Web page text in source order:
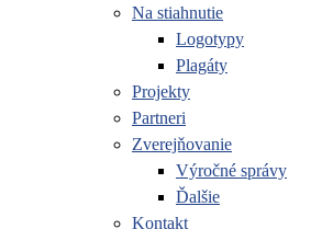
Na stiahnutie
Logotypy
Plagáty
Projekty
Partneri
Zverejňovanie
Výročné správy
Ďalšie
Kontakt